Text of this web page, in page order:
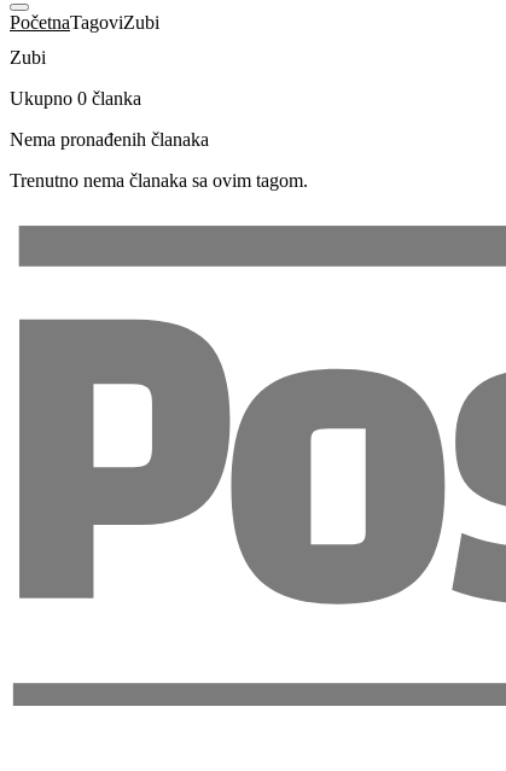
PočetnaTagoviZubi
Zubi
Ukupno 0 članka
Nema pronađenih članaka
Trenutno nema članaka sa ovim tagom.